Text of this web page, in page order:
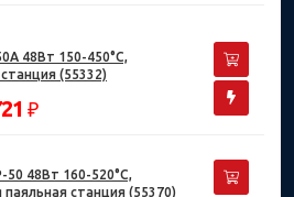
48Вт 150-450°C,
(55332)
₽
50 48Вт 160-520°C,
станция (55370)